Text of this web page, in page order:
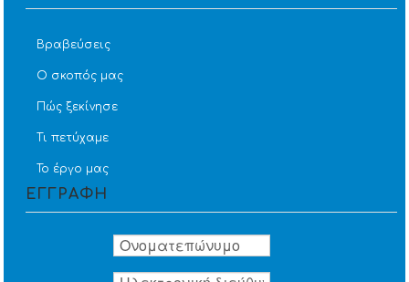
Βραβεύσεις
Ο σκοπός μας
Πώς ξεκίνησε
Τι πετύχαμε
Το έργο μας
ΕΓΓΡΑΦΗ